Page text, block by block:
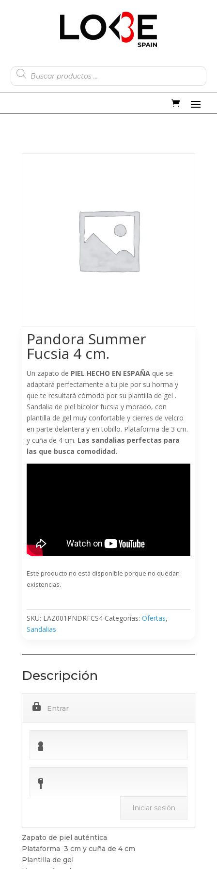
de
productos
Pandora Summer
Fucsia 4 cm.
Un zapato de PIEL HECHO EN ESPAÑAque se
adaptará perfectamente a tu pie por su horma y
que te resultará cómodo por su plantilla de gel .
Sandalia de piel bicolor fucsia y morado, con
plantilla de gel muy confortable y cierres de velcro
en parte delantera y en tobillo. Plataforma de 3 cm.
y cuña de 4 cm. Las sandalias perfectas para
las que busca comodidad.
Este producto no está disponible porque no quedan
existencias.
SKU: LAZ001PNDRFCS4 Categorías: Ofertas,
Sandalias
Descripción
Entrar
Zapato de piel auténtica
Plataforma 3 cm y cuña de 4 cm
Plantilla de gel